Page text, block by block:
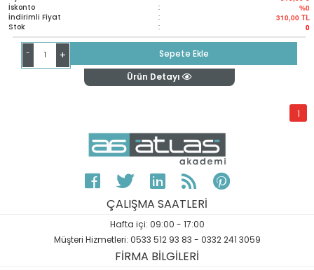
İskonto : %0
İndirimli Fiyat : 310,00 TL
Stok : 0
- +
Sepete Ekle
Ürün Detayı
1
ÇALIŞMA SAATLERİ
Hafta içi: 09:00 - 17:00
Müşteri Hizmetleri: 0533 512 93 83 - 0332 241 3059
FİRMA BİLGİLERİ